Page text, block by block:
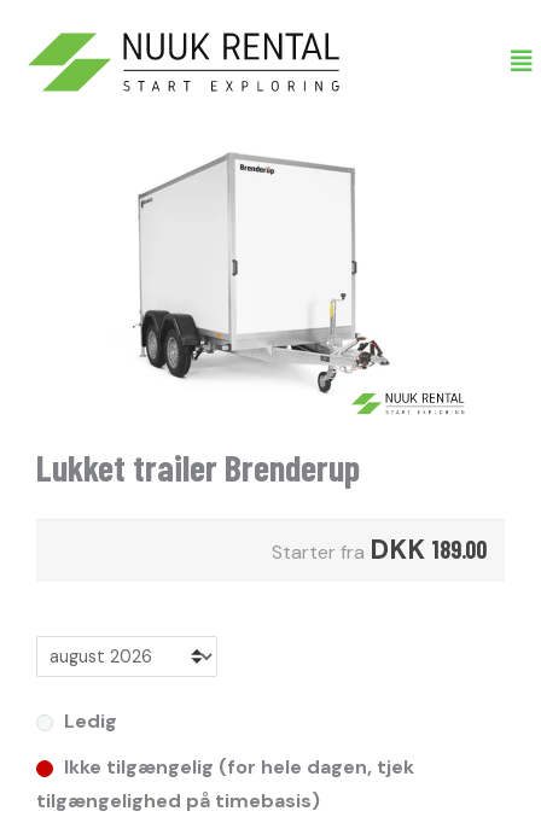
indholdet
Lukket trailer Brenderup
Starter fra DKK 189.00
Ledig
Ikke tilgængelig (for hele dagen, tjek
tilgængelighed på timebasis)